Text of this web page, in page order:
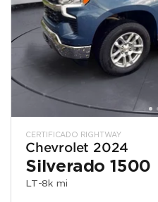
CERTIFICADO RIGHTWAY
Chevrolet 2024
Silverado 1500
LT-8k mi